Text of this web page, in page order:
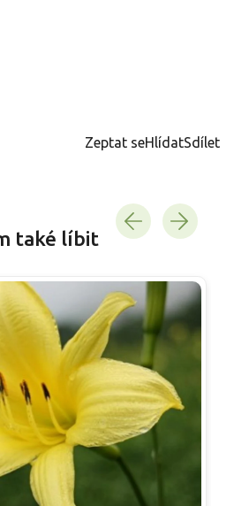
Zeptat seHlídatSdílet
také líbit